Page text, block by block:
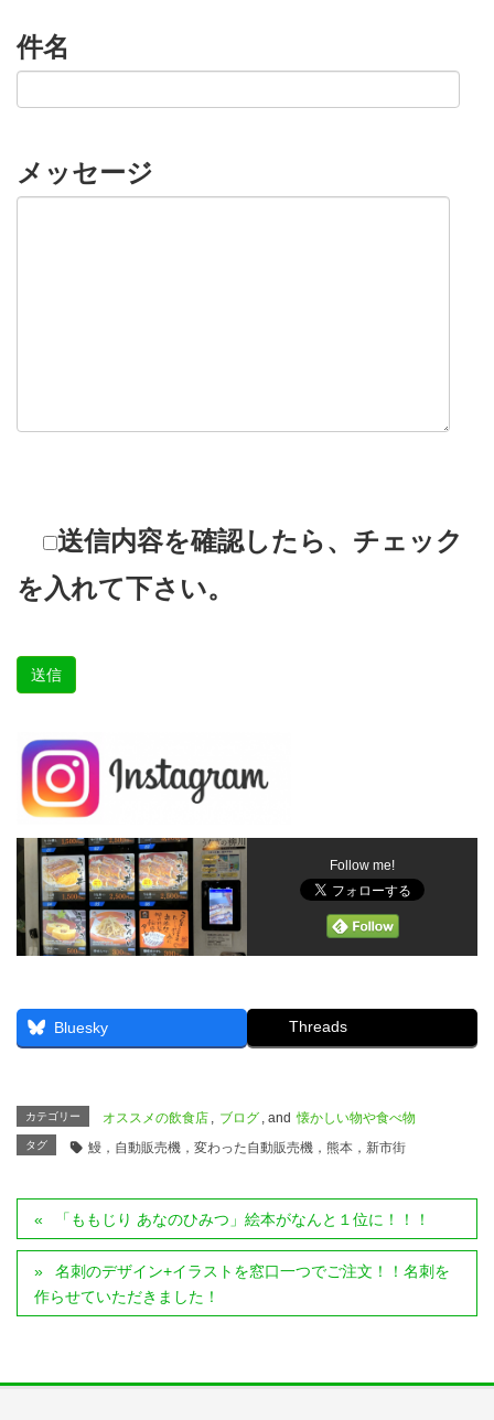
件名
メッセージ
送信内容を確認したら、チェック
を入れて下さい。
Follow me!
Bluesky Threads
カテゴリー オススメの飲食店 , ブログ , and 懐かしい物や食べ物
タグ 鰻，自動販売機，変わった自動販売機，熊本，新市街
「ももじり あなのひみつ」絵本がなんと１位に！！！
名刺のデザイン+イラストを窓口一つでご注文！！名刺を
作らせていただきました！